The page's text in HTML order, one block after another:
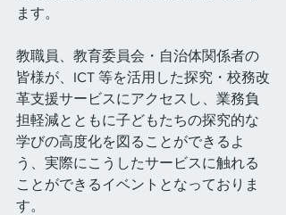
ます。
教職員、教育委員会・自治体関係者の
皆様が、ICT 等を活用した探究・校務改
革支援サービスにアクセスし、業務負
担軽減とともに子どもたちの探究的な
学びの高度化を図ることができるよ
う、実際にこうしたサービスに触れる
ことができるイベントとなっておりま
す。